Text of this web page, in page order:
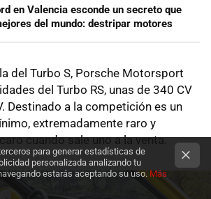
en Valencia esconde un secreto que
del mundo: destripar motores
del Turbo S, Porsche Motorsport
del Turbo RS, unas de 340 CV
Destinado a la competición es un
extremadamente raro y
cuando sale uno a la venta.
para generar estadísticas de
personalizada analizando tu
estarás aceptando su uso.Más